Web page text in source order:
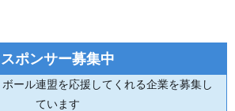
スポンサー募集中
ール連盟を応援してくれる企業を募集し
ています